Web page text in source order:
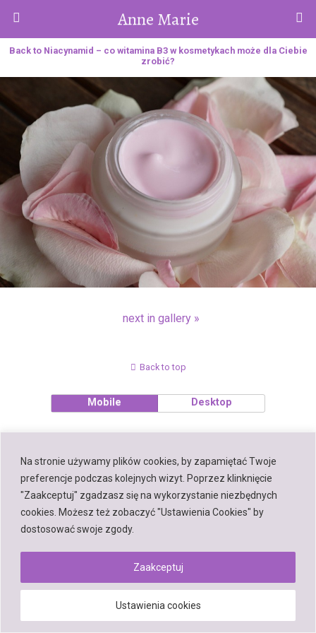
Na stronie używamy plików cookies, by zapamiętać Twoje
preferencje podczas kolejnych wizyt. Poprzez klinknięcie
"Zaakceptuj" zgadzasz się na wykorzystanie niezbędnych
cookies. Możesz też zobaczyć "Ustawienia Cookies" by
dostosować swoje zgody.
Ustawienia cookies
Zaakceptuj
Anne Marie
Back to Niacynamid – co witamina B3 w kosmetykach może dla Ciebie
zrobić?
next in gallery »
Back to top
Mobile Desktop
Powered by
WPtouch Mobile Suite for WordPress